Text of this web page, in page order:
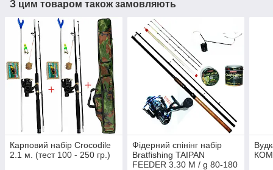
З цим товаром також замовляють
Карповий набір Crocodile
2.1 м. (тест 100 - 250 гр.)
Фідерний спінінг набір
Bratfishing TAIPAN
FEEDER 3.30 M / g 80-180